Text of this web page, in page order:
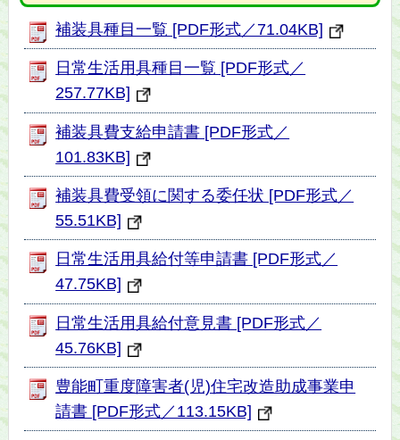
補装具種目一覧 [PDF形式／71.04KB]
日常生活用具種目一覧 [PDF形式／
257.77KB]
補装具費支給申請書 [PDF形式／
101.83KB]
補装具費受領に関する委任状 [PDF形式／
55.51KB]
日常生活用具給付等申請書 [PDF形式／
47.75KB]
日常生活用具給付意見書 [PDF形式／
45.76KB]
豊能町重度障害者(児)住宅改造助成事業申
請書 [PDF形式／113.15KB]